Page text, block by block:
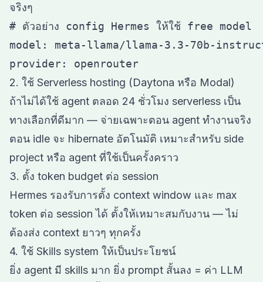
จริงๆ
# ตัวอย่าง config Hermes ให้ใช้ free model
model: meta-llama/llama-3.3-70b-
2. ใช้ Serverless hosting (Daytona หรือ Modal)
ถ้าไม่ได้ใช้ agent ตลอด 24 ชั่วโมง serverless เป็น
ทางเลือกที่ดีมาก — จ่ายเฉพาะตอน agent ทำงานจริง
ตอน idle จะ hibernate อัตโนมัติ เหมาะสำหรับ side
project หรือ agent ที่ใช้เป็นครั้งคราว
3. ตั้ง token budget ต่อ session
Hermes รองรับการตั้ง context window และ max
token ต่อ session ได้ ตั้งให้เหมาะสมกับงาน — ไม่
ต้องส่ง context ยาวๆ ทุกครั้ง
4. ใช้ Skills system ให้เป็นประโยชน์
ยิ่ง agent มี skills มาก ยิ่ง prompt สั้นลง = ค่า LLM